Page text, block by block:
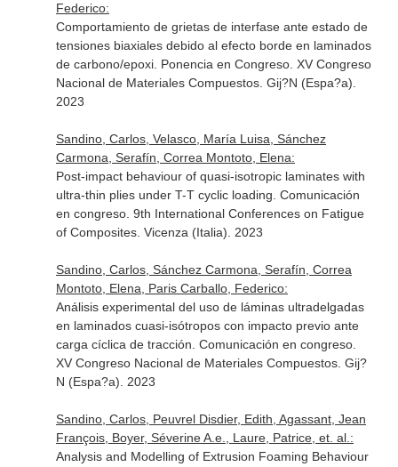
Federico:
Comportamiento de grietas de interfase ante estado de
tensiones biaxiales debido al efecto borde en laminados
de carbono/epoxi. Ponencia en Congreso. XV Congreso
Nacional de Materiales Compuestos. Gij?N (Espa?a).
2023
Sandino, Carlos, Velasco, María Luisa, Sánchez
Carmona, Serafín, Correa Montoto, Elena:
Post-impact behaviour of quasi-isotropic laminates with
ultra-thin plies under T-T cyclic loading. Comunicación
en congreso. 9th International Conferences on Fatigue
of Composites. Vicenza (Italia). 2023
Sandino, Carlos, Sánchez Carmona, Serafín, Correa
Montoto, Elena, Paris Carballo, Federico:
Análisis experimental del uso de láminas ultradelgadas
en laminados cuasi-isótropos con impacto previo ante
carga cíclica de tracción. Comunicación en congreso.
XV Congreso Nacional de Materiales Compuestos. Gij?
N (Espa?a). 2023
Sandino, Carlos, Peuvrel Disdier, Edith, Agassant, Jean
François, Boyer, Séverine A.e., Laure, Patrice, et. al.:
Analysis and Modelling of Extrusion Foaming Behaviour